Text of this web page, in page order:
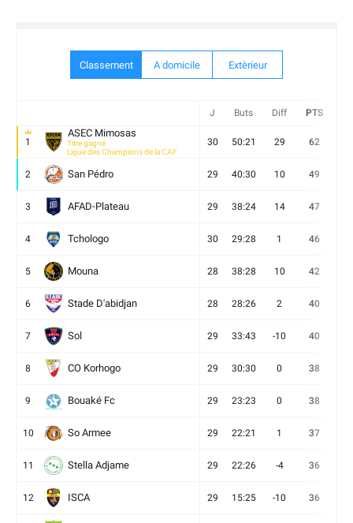
Classement A domicile Extèrieur
J Buts Diff PTS
1
ASEC Mimosas
Titre gagné
Ligue des Champions de la CAF
30 50:21 29 62
2 San Pédro 29 40:30 10 49
3 AFAD-Plateau 29 38:24 14 47
4 Tchologo 30 29:28 1 46
5 Mouna 28 38:28 10 42
6 Stade D'abidjan 28 28:26 2 40
7 Sol 29 33:43 -10 40
8 CO Korhogo 29 30:30 0 38
9 Bouaké Fc 29 23:23 0 38
10 So Armee 29 22:21 1 37
11 Stella Adjame 29 22:26 -4 36
12 ISCA 29 15:25 -10 36